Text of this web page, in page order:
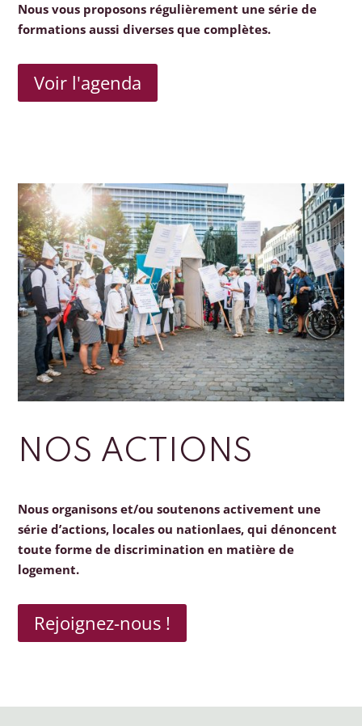
Nous vous proposons régulièrement une série de
formations aussi diverses que complètes.
Voir l'agenda
NOS ACTIONS
Nous organisons et/ou soutenons activement une
série d’actions, locales ou nationlaes, qui dénoncent
toute forme de discrimination en matière de
logement.
Rejoignez-nous !